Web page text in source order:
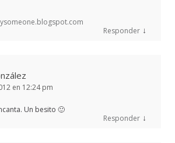
Responder ↓
en 12:24 pm
Un besito 🙂
Responder ↓